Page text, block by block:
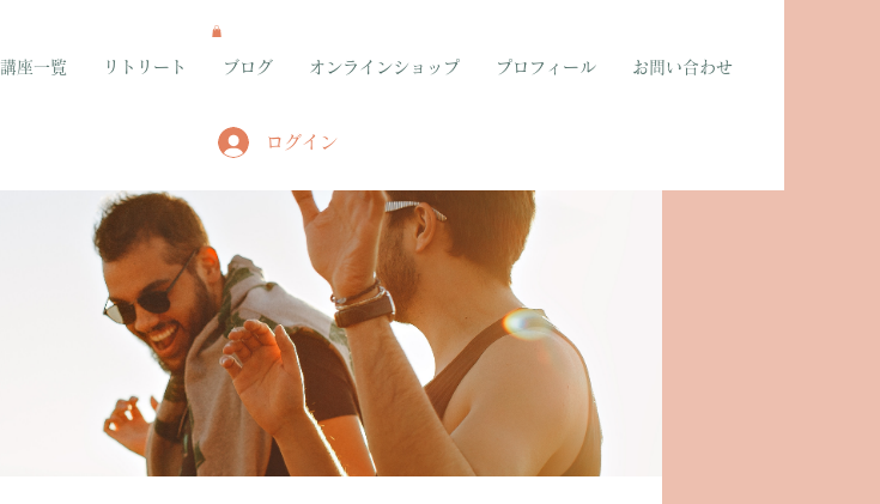
講座一覧 リトリート ブログ オンラインショップ プロフィール お問い合わせ
ログイン